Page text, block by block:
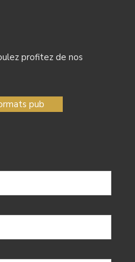
profitez de nos
pub